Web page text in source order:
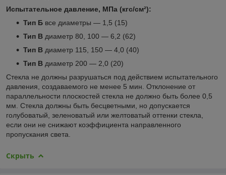
Испытательное давление, МПа (кгс/см²):
Тип Б все диаметры ― 1,5 (15)
Тип В диаметр 80, 100 ― 6,2 (62)
Тип В диаметр 115, 150 ― 4,0 (40)
Тип В диаметр 200 ― 2,0 (20)
Стекла не должны разрушаться под действием испытательного
давления, создаваемого не менее 5 мин. Отклонение от
параллельности плоскостей стекла не должно быть более 0,5
мм. Стекла должны быть бесцветными, но допускается
голубоватый, зеленоватый или желтоватый оттенки стекла,
если они не снижают коэффициента направленного
пропускания света.
Скрыть